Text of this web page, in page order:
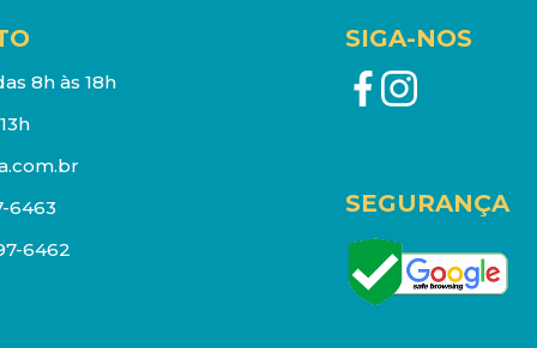
8h às 18h
6463
6462
SIGA-NOS
SEGURANÇA